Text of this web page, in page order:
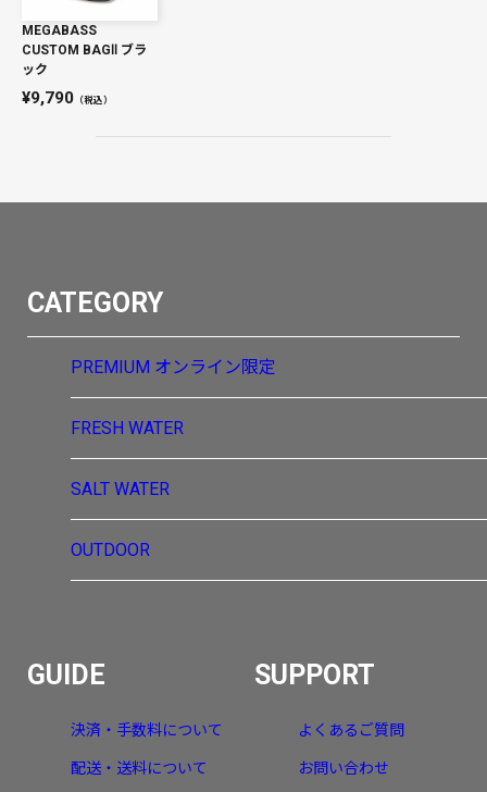
MEGABASS
CUSTOM BAGⅡ ブラ
ック
9,790 （税込）
CATEGORY
PREMIUM オンライン限定
FRESH WATER
SALT WATER
OUTDOOR
GUIDE
決済・手数料について
配送・送料について
SUPPORT
よくあるご質問
お問い合わせ